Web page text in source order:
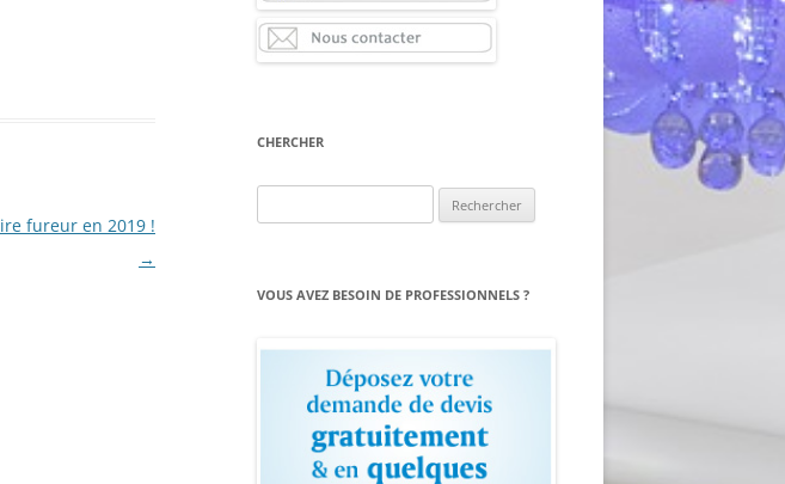
fureur en 2019 !
→
CHERCHER
VOUS AVEZ BESOIN DE PROFESSIONNELS ?